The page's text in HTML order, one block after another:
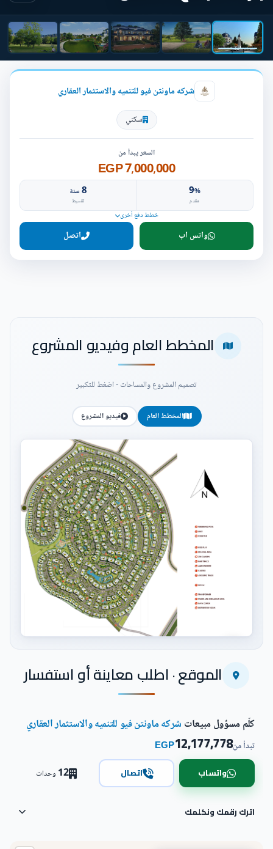
شركه ماونتن فيو للتنميه والاستثمار العقاري
سكني
السعر يبدأ من
7,000,000 EGP
9%
مقدم
8سنة
تقسيط
خطط دفع أخرى
واتس اب اتصل
المخطط العام وفيديو المشروع
تصميم المشروع والمساحات - اضغط للتكبير
المخطط العام فيديو المشروع
اضغط للتكبيرالموقع · اطلب معاينة أو استفسار
كلّم مسؤول مبيعات شركه ماونتن فيو للتنميه والاستثمار العقاري
تبدأ من12,177,778
EGP
واتساب اتصال 12وحدات
اترك رقمك ونكلمك